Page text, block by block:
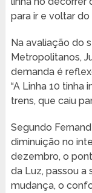
para ir e voltar do
Na avaliação do
Metropolitanos,
demanda é
“A Linha 10 tinha
trens, que caiu
Segundo
diminuição no
dezembro, o
da Luz, passou a
mudança, o